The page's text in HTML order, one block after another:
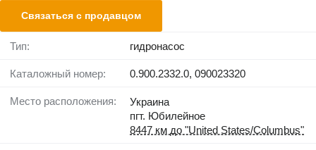
Связаться с продавцом
Тип: гидронасос
Каталожный номер: 0.900.2332.0, 090023320
Место расположения:
Украина
пгт. Юбилейное
8447 км до "United States/Columbus"